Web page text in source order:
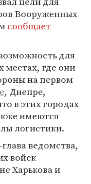
Вооруженных
сообщает
для
местах, где они
на первом
, Днепре,
в этих городах
имеются
логистики.
ведомства,
войск
Харькова и